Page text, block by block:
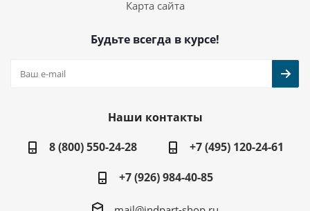
Карта сайта
Будьте всегда в курсе!
Наши контакты
8 (800) 550-24-28
+7 (495) 120-24-61
+7 (926) 984-40-85